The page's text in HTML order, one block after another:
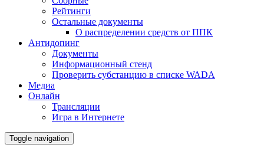
Рейтинги
Остальные документы
О распределении средств от ППК
Антидопинг
Документы
Информационный стенд
Проверить субстанцию в списке WADA
Медиа
Онлайн
Трансляции
Игра в Интернете
Toggle navigation